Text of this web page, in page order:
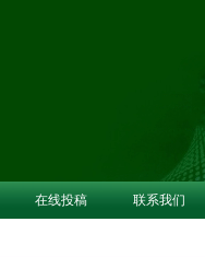
在线投稿 联系我们